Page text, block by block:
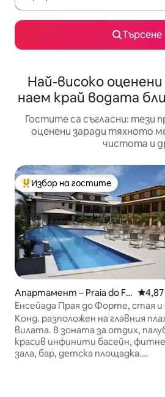
Търсене
Най-високо
наем край водата
Гостите са съгласни: тези
оценени заради тяхното
чистота и
Най-популярен избор на гостите
Избор на гостите
Апартамент – Praia do Fo
rte
Енсейада Прая до Форте, стая и
изглед към морето
Конд. разположен на главния
вилата. В зоната за отдих,
красив инфинити басейн,
зала, бар, детска площадка.